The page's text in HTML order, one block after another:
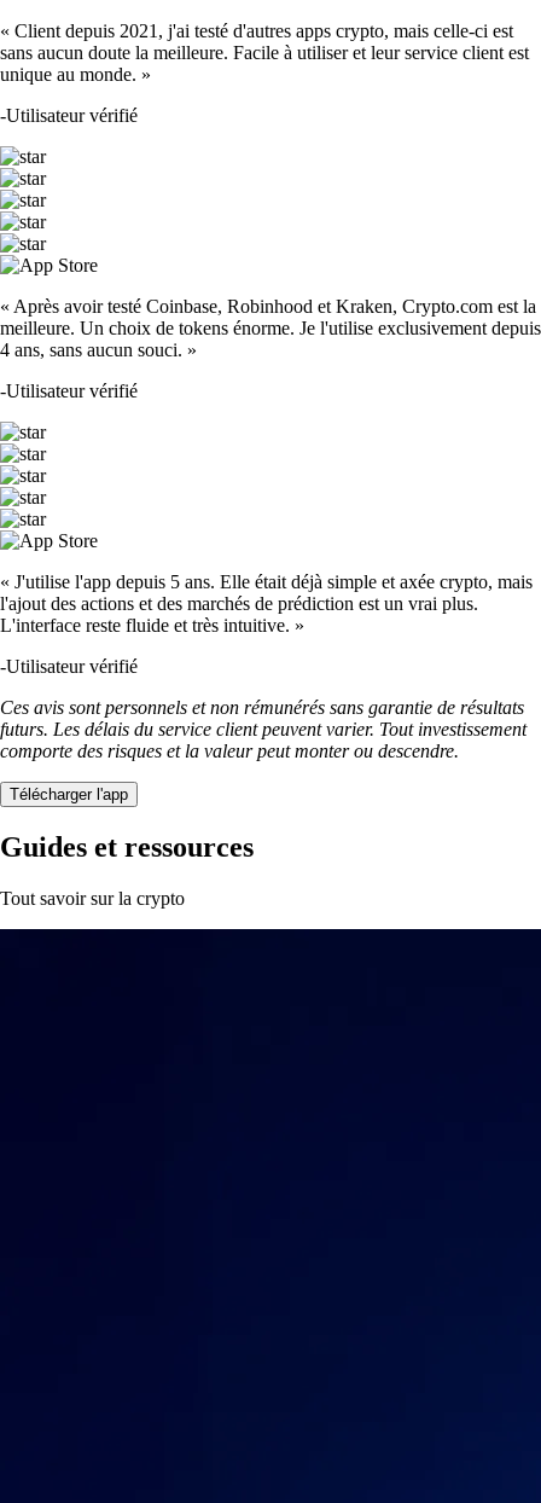
« Client depuis 2021, j'ai testé d'autres apps crypto, mais celle-ci est
sans aucun doute la meilleure. Facile à utiliser et leur service client est
unique au monde. »
-Utilisateur vérifié
« Après avoir testé Coinbase, Robinhood et Kraken, Crypto.com est la
meilleure. Un choix de tokens énorme. Je l'utilise exclusivement depuis
4 ans, sans aucun souci. »
-Utilisateur vérifié
« J'utilise l'app depuis 5 ans. Elle était déjà simple et axée crypto, mais
l'ajout des actions et des marchés de prédiction est un vrai plus.
L'interface reste fluide et très intuitive. »
-Utilisateur vérifié
Ces avis sont personnels et non rémunérés sans garantie de résultats
futurs. Les délais du service client peuvent varier. Tout investissement
comporte des risques et la valeur peut monter ou descendre.
Télécharger l'app
Guides et ressources
Tout savoir sur la crypto